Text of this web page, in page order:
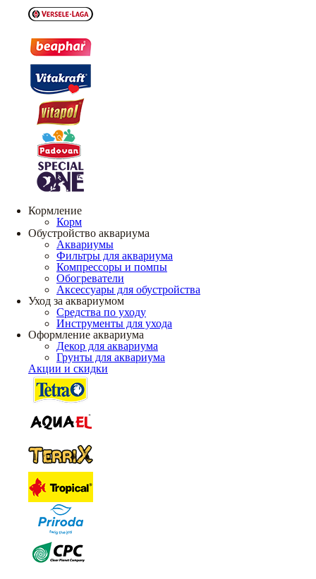
Кормление
Корм
Обустройство аквариума
Аквариумы
Фильтры для аквариума
Компрессоры и помпы
Обогреватели
Аксессуары для обустройства
Уход за аквариумом
Средства по уходу
Инструменты для ухода
Оформление аквариума
Декор для аквариума
Грунты для аквариума
Акции и скидки